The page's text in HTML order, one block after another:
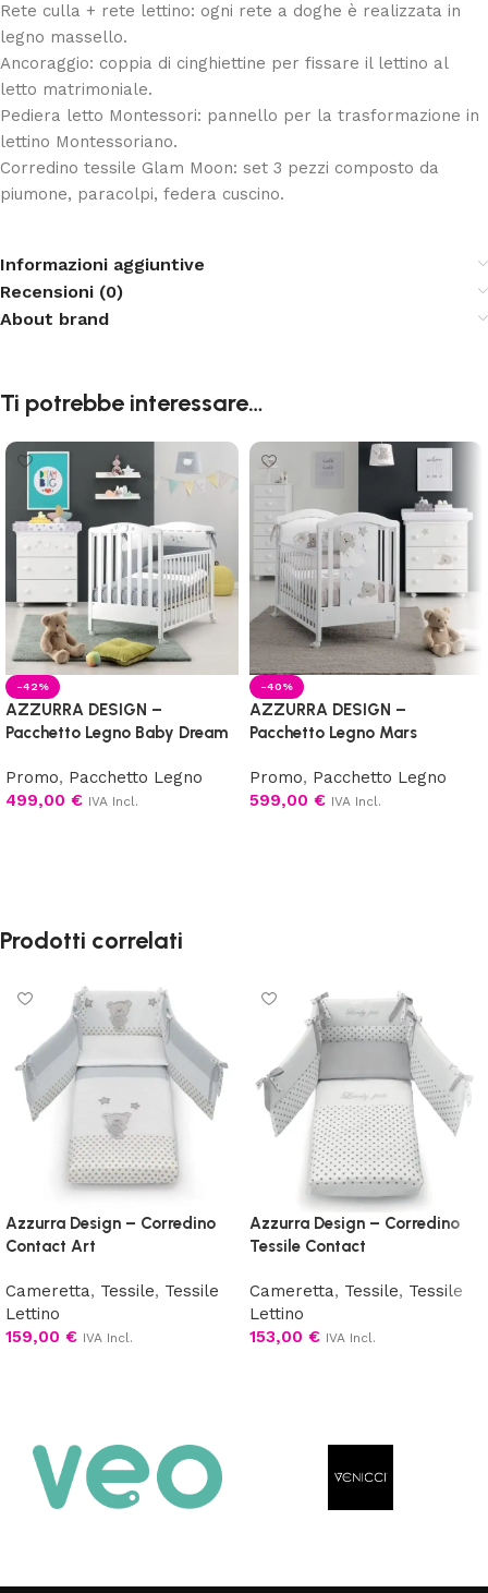
Rete culla + rete lettino: ogni rete a doghe è realizzata in
legno massello.
Ancoraggio: coppia di cinghiettine per fissare il lettino al
letto matrimoniale.
Pediera letto Montessori: pannello per la trasformazione in
lettino Montessoriano.
Corredino tessile Glam Moon: set 3 pezzi composto da
piumone, paracolpi, federa cuscino.
Informazioni aggiuntive
Recensioni (0)
About brand
Ti potrebbe interessare…
-42%
AZZURRA DESIGN –
Pacchetto Legno Baby Dream
Promo, Pacchetto Legno
499,00 € IVA Incl.
-40%
AZZURRA DESIGN –
Pacchetto Legno Mars
Promo, Pacchetto Legno
599,00 € IVA Incl.
Prodotti correlati
Azzurra Design – Corredino
Contact Art
Cameretta, Tessile, Tessile
Lettino
159,00 € IVA Incl.
Azzurra Design – Corredino
Tessile Contact
Cameretta, Tessile, Tessile
Lettino
153,00 € IVA Incl.